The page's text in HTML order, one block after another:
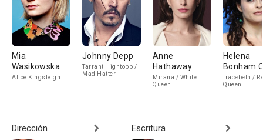
Mia
Wasikowska
Alice Kingsleigh
Johnny Depp
Tarrant Hightopp /
Mad Hatter
Anne
Hathaway
Mirana / White
Queen
Helena
Bonham
Iracebeth /
Queen
Dirección
Escritura